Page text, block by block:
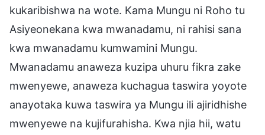
kukaribishwa na wote. Kama Mungu ni Roho tu
Asiyeonekana kwa mwanadamu, ni rahisi sana
kwa mwanadamu kumwamini Mungu.
Mwanadamu anaweza kuzipa uhuru fikra zake
mwenyewe, anaweza kuchagua taswira yoyote
anayotaka kuwa taswira ya Mungu ili ajiridhishe
mwenyewe na kujifurahisha. Kwa njia hii, watu